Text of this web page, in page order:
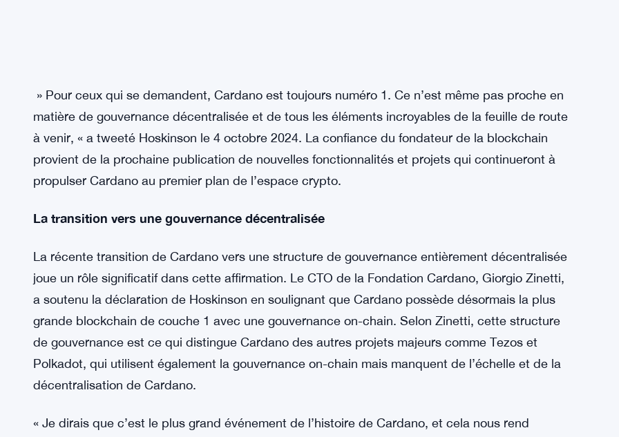
matière de gouvernance décentralisée et de tous les éléments incroyables de la feuille de route
à venir, « a tweeté Hoskinson le 4 octobre 2024. La confiance du fondateur de la blockchain
provient de la prochaine publication de nouvelles fonctionnalités et projets qui continueront à
propulser Cardano au premier plan de l’espace crypto.
La transition vers une gouvernance décentralisée
joue un rôle significatif dans cette affirmation. Le CTO de la Fondation Cardano, Giorgio Zinetti,